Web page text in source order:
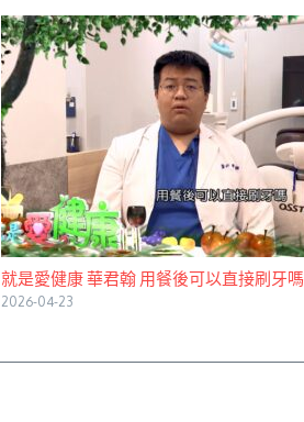
就是愛健康 華君翰 用餐後可以直接刷牙嗎
2026-04-23